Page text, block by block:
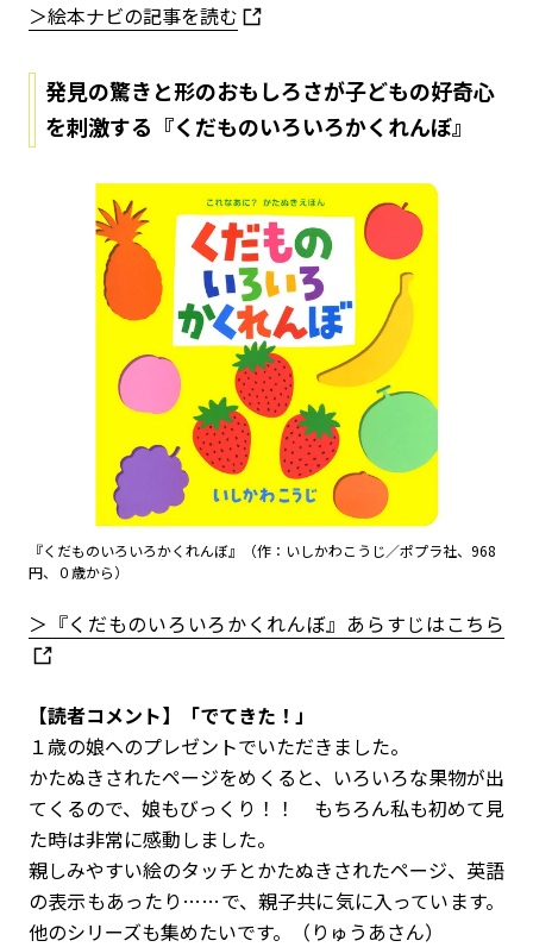
＞絵本ナビの記事を読む
発見の驚きと形のおもしろさが子どもの好奇心
を刺激する『くだものいろいろかくれんぼ』
『くだものいろいろかくれんぼ』（作：いしかわこうじ／ポプラ社、968
円、０歳から）
＞『くだものいろいろかくれんぼ』あらすじはこちら
【読者コメント】「でてきた！」
１歳の娘へのプレゼントでいただきました。
かたぬきされたページをめくると、いろいろな果物が出
てくるので、娘もびっくり！！ もちろん私も初めて見
た時は非常に感動しました。
親しみやすい絵のタッチとかたぬきされたページ、英語
の表示もあったり……で、親子共に気に入っています。
他のシリーズも集めたいです。（りゅうあさん）